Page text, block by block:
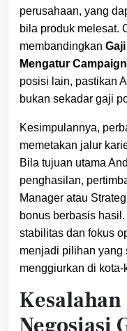
perusahaan, yang
bila produk melesat.
membandingkan
Mengatur
posisi lain, pastikan
bukan sekadar gaji
Kesimpulannya,
memetakan jalur
Bila tujuan utama
penghasilan,
Manager atau
bonus berbasis
stabilitas dan fokus
menjadi pilihan yang
menggiurkan di kota-
Negosiasi